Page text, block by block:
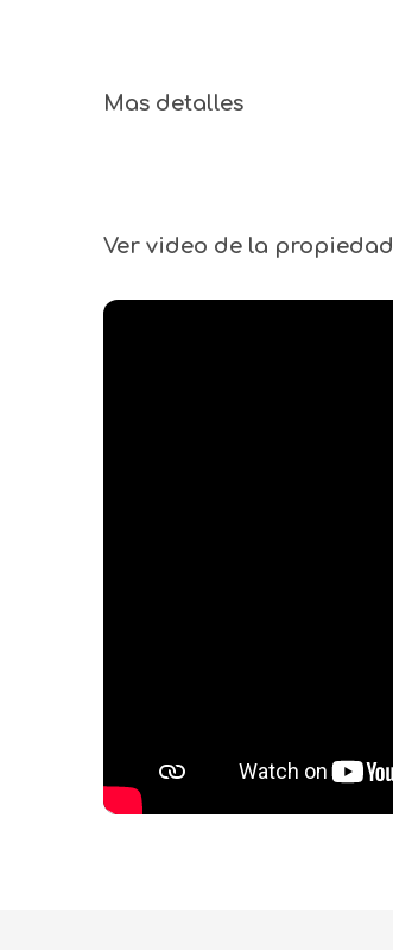
Mas detalles
Ver video de la propiedad